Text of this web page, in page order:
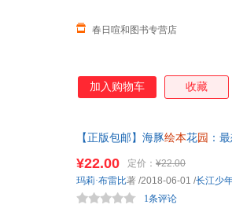
春日喧和图书专营店
加入购物车 收藏
【正版包邮】海豚绘本花园 ：
一罚十
¥22.00 定价： ¥22.00
1条评论
玛莉·布雷比著 /2018-06-01 /长江少